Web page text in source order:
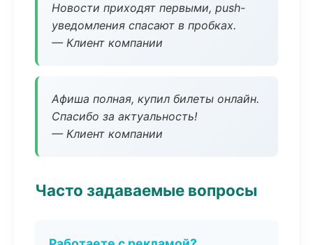
Новости приходят первыми, push-
уведомления спасают в пробках.
— Клиент компании
Афиша полная, купил билеты онлайн.
Спасибо за актуальность!
— Клиент компании
Часто задаваемые вопросы